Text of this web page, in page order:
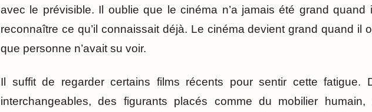
avec le prévisible. Il oublie que le cinéma n’a jamais été grand quand
reconnaître ce qu’il connaissait déjà. Le cinéma devient grand quand il
que personne n’avait su voir.
Il suffit de regarder certains films récents pour sentir cette fatigue.
interchangeables, des figurants placés comme du mobilier